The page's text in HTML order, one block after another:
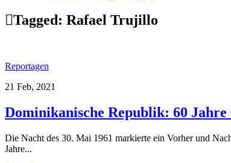
Tagged: Rafael Trujillo
Reportagen
21 Feb, 2021
Dominikanische Republik: 60
Die Nacht des 30. Mai 1961 markierte ein Vorher und
Jahre...